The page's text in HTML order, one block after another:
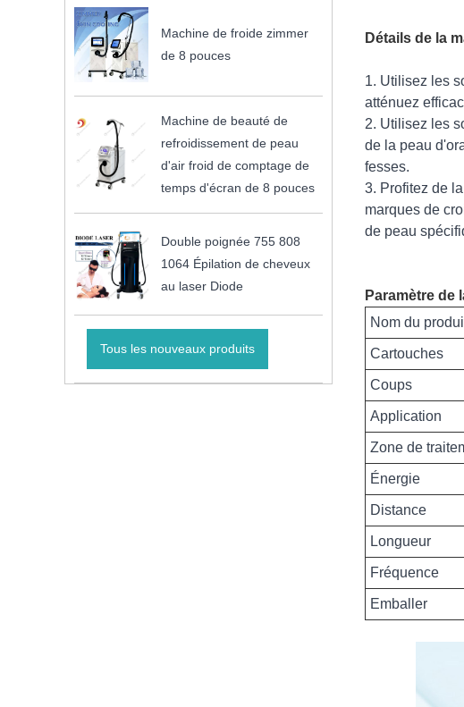
Machine de froide zimmer
de 8 pouces
Machine de beauté de
refroidissement de peau
d'air froid de comptage de
temps d'écran de 8 pouces
Double poignée 755 808
1064 Épilation de cheveux
au laser Diode
Tous les nouveaux produits
Détails de la
1. Utilisez les
atténuez
2. Utilisez les
de la peau
fesses.
3. Profitez de
marques de
de peau
Paramètre de
Nom du
Cartouches
Coups
Application
Zone de
Énergie
Distance
Longueur
Fréquence
Emballer